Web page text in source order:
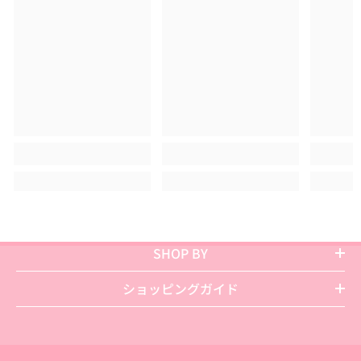
SHOP BY
ショッピングガイド